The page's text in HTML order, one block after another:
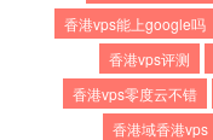
香港vps能上google吗
香港vps评测
香港vps零度云不错
香港域香港vps